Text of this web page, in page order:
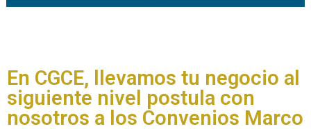
En CGCE, llevamos tu negocio al
siguiente nivel postula con
nosotros a los Convenios Marco